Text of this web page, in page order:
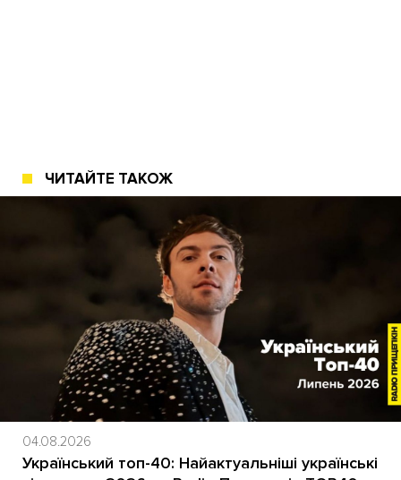
ЧИТАЙТЕ ТАКОЖ
04.08.2026
Український топ-40: Найактуальніші українські